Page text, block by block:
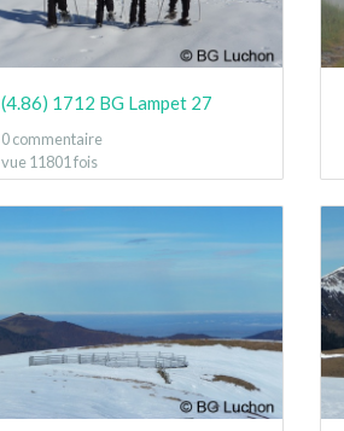
(4.86) 1712 BG Lampet 27
0 commentaire
vue 11801 fois